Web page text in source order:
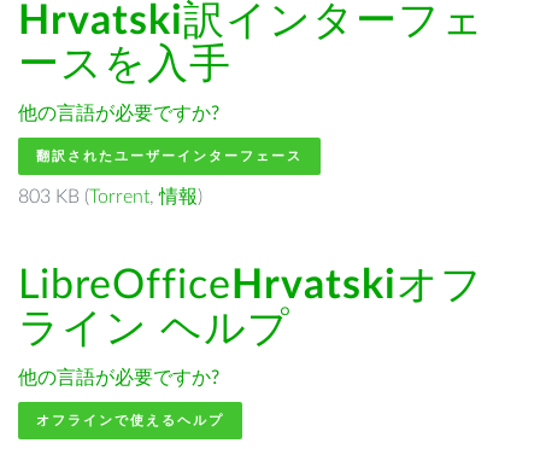
Hrvatski訳インターフェ
ースを入手
他の言語が必要ですか?
翻訳されたユーザーインターフェース
803 KB (Torrent,情報)
LibreOffice Hrvatskiオフ
ライン ヘルプ
他の言語が必要ですか?
オフラインで使えるヘルプ